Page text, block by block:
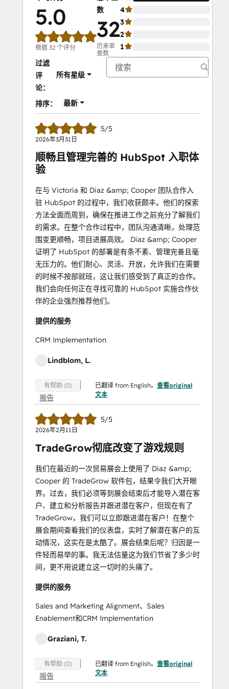
5.0
根据 32 个评分
数
32
历来审
查数
4
3
2
1
过滤
评
论：
所有星级
排序： 最新
5/5
2026年3月31日
顺畅且管理完善的 HubSpot 入职体
验
在与 Victoria 和 Diaz &amp; Cooper 团队合作入
驻 HubSpot 的过程中，我们收获颇丰。他们的探索
方法全面而周到，确保在推进工作之前充分了解我们
的需求。在整个合作过程中，团队沟通清晰，处理范
围变更顺畅，项目进展高效。 Diaz &amp; Cooper
证明了 HubSpot 的部署是有条不紊、管理完善且毫
无压力的。他们耐心、灵活、开放，允许我们在需要
的时候不按部就班，这让我们感受到了真正的合作。
我们会向任何正在寻找可靠的 HubSpot 实施合作伙
伴的企业强烈推荐他们。
提供的服务
CRM Implementation
Lindblom, L.
有帮助 (0)
报告
已翻译 from English。查看original
文本
5/5
2026年2月11日
TradeGrow彻底改变了游戏规则
我们在最近的一次贸易展会上使用了 Diaz &amp;
Cooper 的 TradeGrow 软件包，结果令我们大开眼
界。过去，我们必须等到展会结束后才能导入潜在客
户、建立和分析报告并跟进潜在客户，但现在有了
TradeGrow，我们可以立即跟进潜在客户！在整个
展会期间查看我们的仪表盘，实时了解潜在客户的互
动情况，这实在是太酷了。展会结束后呢？归因是一
件轻而易举的事。我无法估量这为我们节省了多少时
间，更不用说建立这一切时的头痛了。
提供的服务
Sales and Marketing Alignment、Sales
Enablement和CRM Implementation
Graziani, T.
有帮助 (0)
报告
已翻译 from English。查看original
文本